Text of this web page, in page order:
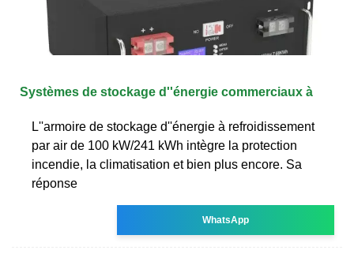
Systèmes de stockage d''énergie commerciaux à
L''armoire de stockage d''énergie à refroidissement
par air de 100 kW/241 kWh intègre la protection
incendie, la climatisation et bien plus encore. Sa
réponse
WhatsApp